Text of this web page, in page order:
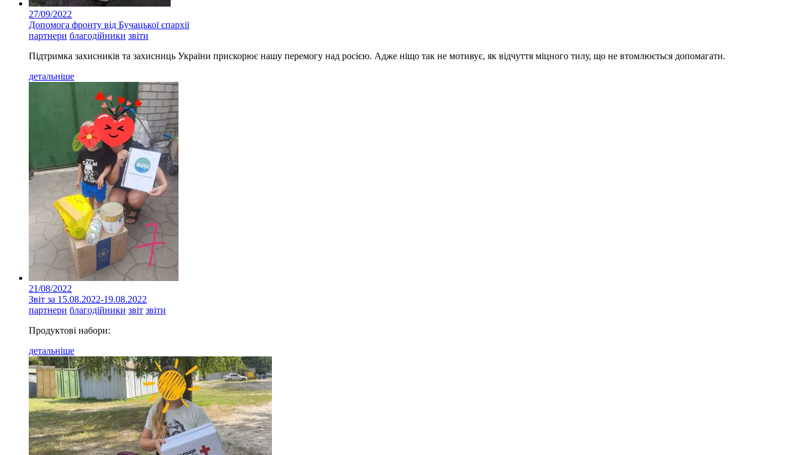
27/09/2022
Допомога фронту від Бучацької єпархії
партнери благодійники звіти
Підтримка захисників та захисниць України прискорює нашу перемогу над росією. Адже ніщо так не мотивує, як відчуття міцного тилу, що не втомлюється допомагати.
детальніше
21/08/2022
Звіт за 15.08.2022-19.08.2022
партнери благодійники звіт звіти
Продуктові набори:
детальніше